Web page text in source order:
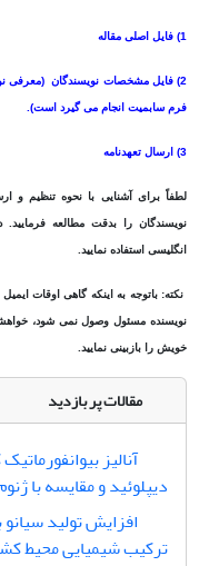
1) فایل اصلی مقاله
2) فایل مشخصات نویسندگان (معرفی
فرم سابمیت انجام می گیرد است).
3) ارسال تعهدنامه
لطفاً برای آشنایی با نحوه تنظیم و
نویسندگان را بدقت مطالعه
انگلیسی استفاده نمایید.
نکته: باتوجه به اینکه گاهی اوقات
نویسنده مسئول وصول نمی شود،
خویش را بازبینی نمایید.
مقالات پر بازدید
آنالیز
دیپلوئید و مقایسه با
افزایش تولید
ترکیب شیمیایی محیط